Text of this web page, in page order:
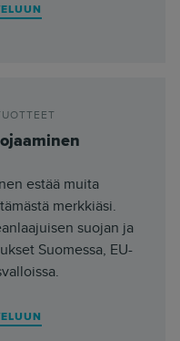
estää muita
merkkiäsi.
suojan ja
Suomessa, EU-